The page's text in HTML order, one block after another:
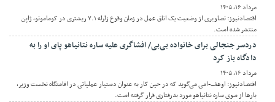
مرداد ۱۶, ۱۴۰۵
اقتصادنیوز: تصاویری از وضعیت یک اتاق عمل در زمان وقوع زلزله ۷.۱ ریشتری در کوماموتو، ژاپن
منتشر شده است.
دردسر جنجالی برای خانواده بی‌بی/ افشاگری علیه ساره نتانیاهو پای او را به
دادگاه باز کرد
مرداد ۱۶, ۱۴۰۵
اقتصادنیوز: اوهف-امی می‌گوید که در حین کار به عنوان دستیار عملیاتی در اقامتگاه نخست وزیر،
بارها از سوی ساره نتانیاهو مورد بدرفتاری قرار گرفته است.